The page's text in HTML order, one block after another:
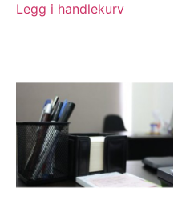
Legg i handlekurv